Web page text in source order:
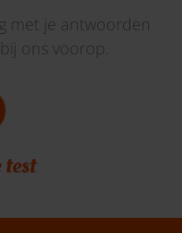
met je antwoorden
ons voorop.